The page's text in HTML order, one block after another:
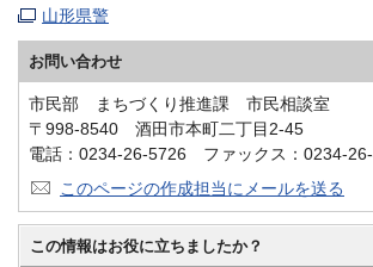
山形県警
お問い合わせ
市民部 まちづくり推進課 市民相談室
〒998-8540 酒田市本町二丁目2-45
電話：0234-26-5726 ファックス：0234-26-
このページの作成担当にメールを送る
この情報はお役に立ちましたか？